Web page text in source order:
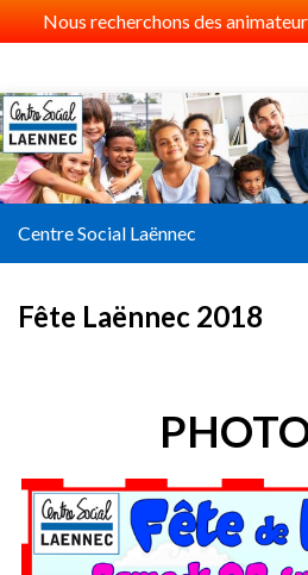
Nous recherchons des
Centre Social Laënnec
Fête Laënnec 2018